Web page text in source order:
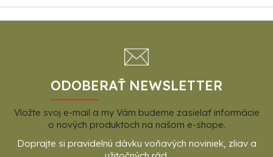
Z
ODOBERAŤ NEWSLETTER
Vložte svoj e-mail a my Vám budeme zasielať informácie
o nových produktoch na našom e-shope.